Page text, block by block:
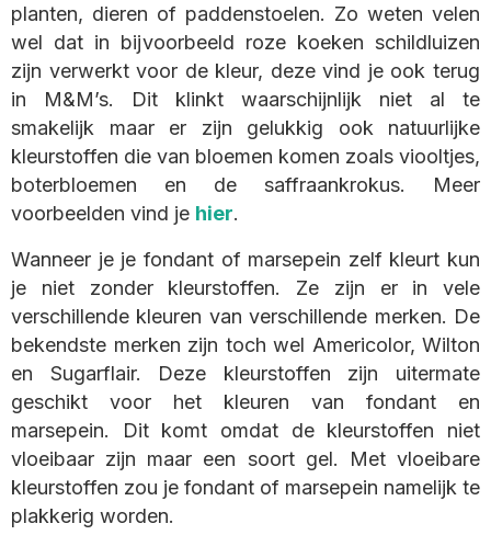
planten, dieren of paddenstoelen. Zo weten velen
wel dat in bijvoorbeeld roze koeken schildluizen
zijn verwerkt voor de kleur, deze vind je ook terug
in M&M’s. Dit klinkt waarschijnlijk niet al te
smakelijk maar er zijn gelukkig ook natuurlijke
kleurstoffen die van bloemen komen zoals viooltjes,
boterbloemen en de saffraankrokus. Meer
voorbeelden vind je hier.
Wanneer je je fondant of marsepein zelf kleurt kun
je niet zonder kleurstoffen. Ze zijn er in vele
verschillende kleuren van verschillende merken. De
bekendste merken zijn toch wel Americolor, Wilton
en Sugarflair. Deze kleurstoffen zijn uitermate
geschikt voor het kleuren van fondant en
marsepein. Dit komt omdat de kleurstoffen niet
vloeibaar zijn maar een soort gel. Met vloeibare
kleurstoffen zou je fondant of marsepein namelijk te
plakkerig worden.